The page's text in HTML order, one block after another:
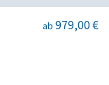
ab 979,00 €